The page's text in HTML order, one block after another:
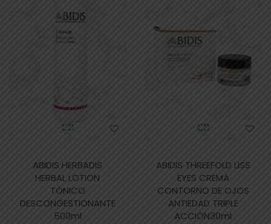
ABIDIS HERBADIS
HERBAL LOTION
TÓNICO
DESCONGESTIONANTE
500ml
ABIDIS THREEFOLD LISS
EYES CREMA
CONTORNO DE OJOS
ANTIEDAD TRIPLE
ACCIÓN30ml